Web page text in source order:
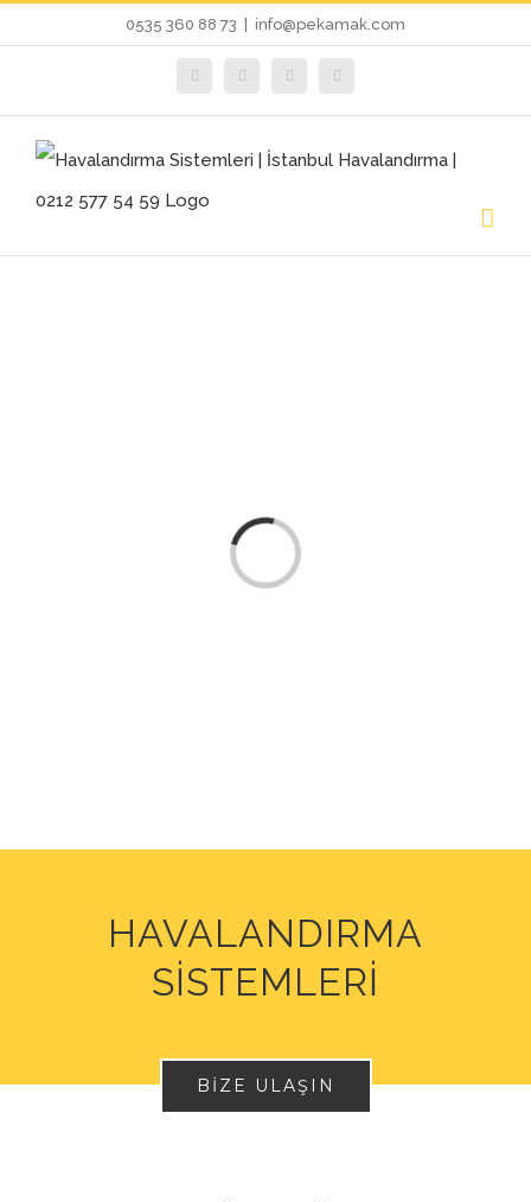
0535 360 88 73 info@pekamak.com
facebookinstagramyoutubeE-
Yükleniyor…
HAVALANDIRMA
SİSTEMLERİ
BIZE ULAŞIN